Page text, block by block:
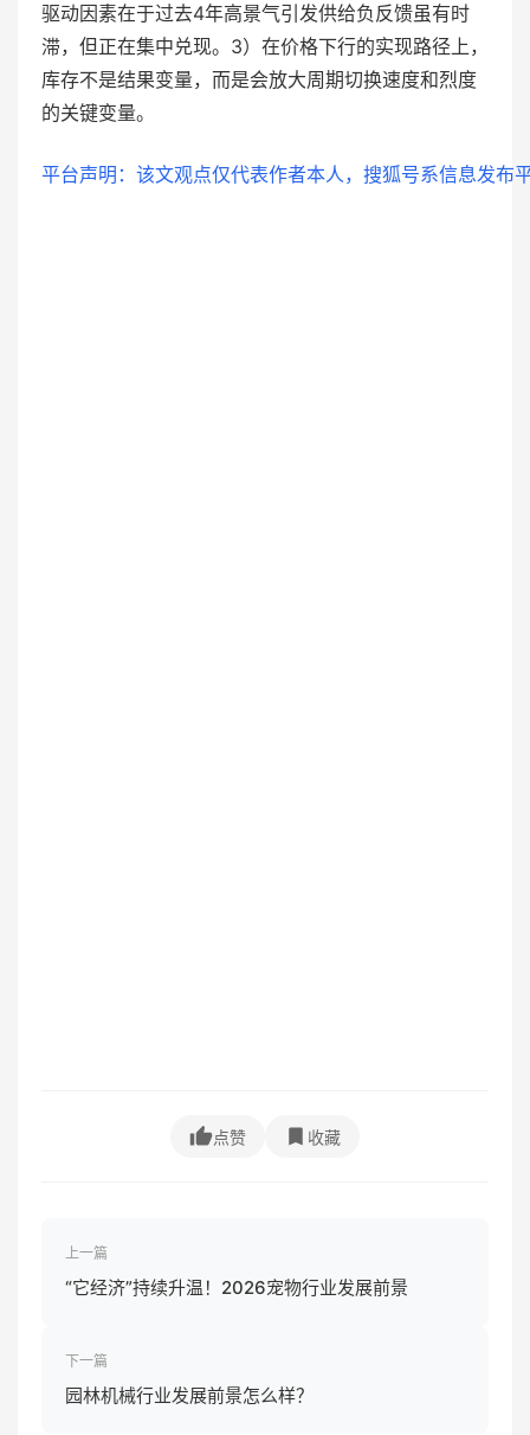
驱动因素在于过去4年高景气引发供给负反馈虽有时
滞，但正在集中兑现。3）在价格下行的实现路径上，
库存不是结果变量，而是会放大周期切换速度和烈度
的关键变量。
平台声明：该文观点仅代表作者本人，搜狐号系信息发布
点赞 收藏
上一篇
“它经济”持续升温！2026宠物行业发展前景
下一篇
园林机械行业发展前景怎么样？